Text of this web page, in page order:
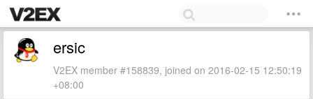
ersic
V2EX member #158839, joined on 2016-02-15 12:50:19
+08:00